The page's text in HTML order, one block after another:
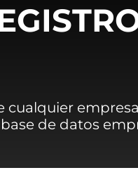
cualquier
de datos